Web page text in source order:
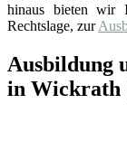
hinaus bieten wir
Rechtslage, zur
Ausbildung
in Wickrath